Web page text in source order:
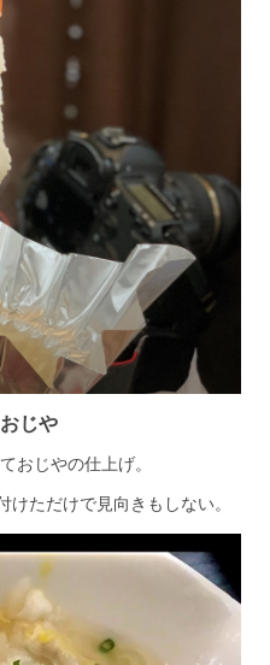
じや
おじやの仕上げ。
ただけで見向きもしない。